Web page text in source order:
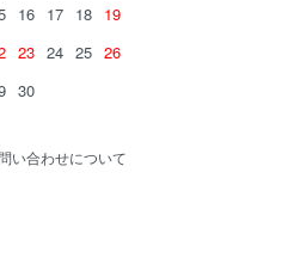
16 17 18 19
23 24 25 26
30
い合わせについて